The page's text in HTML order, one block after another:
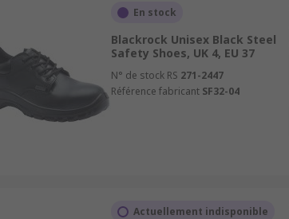
En stock
Blackrock Unisex Black Steel
Safety Shoes, UK 4, EU 37
N° de stock RS 271-2447
Référence fabricant SF32-04
Actuellement indisponible